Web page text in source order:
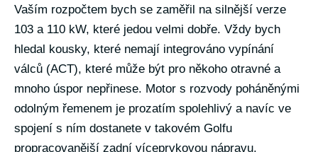
Vaším rozpočtem bych se zaměřil na silnější verze
103 a 110 kW, které jedou velmi dobře. Vždy bych
hledal kousky, které nemají integrováno vypínání
válců (ACT), které může být pro někoho otravné a
mnoho úspor nepřinese. Motor s rozvody poháněnými
odolným řemenem je prozatím spolehlivý a navíc ve
spojení s ním dostanete v takovém Golfu
propracovanější zadní víceprvkovou nápravu.